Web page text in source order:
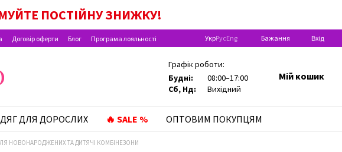
ПОСТІЙНУЗНИЖКУ!
ВИПЛАТИ НА ДИТИНУ ДО РОКУ!
Договір оферти Блог
Програма лояльності
УкрРусEng Бажання Вхід
Графік роботи:
Будні:
08:00–17:00
Сб, Нд:
Вихідний
Мій кошик
ДЛЯ ДОРОСЛИХ 🔥 SALE % ОПТОВИМ ПОКУПЦЯМ
НОВОНАРОДЖЕНИХ ТА ДИТЯЧІ КОМБІНЕЗОНИ